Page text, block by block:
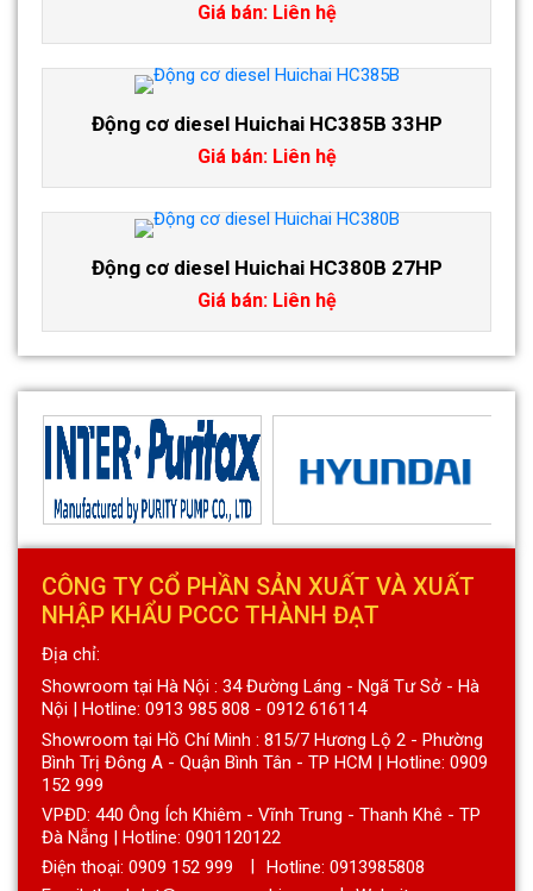
Giá bán: Liên hệ
Động cơ diesel Huichai HC385B 33HP
Giá bán: Liên hệ
Động cơ diesel Huichai HC380B 27HP
Giá bán: Liên hệ
CÔNG TY CỔ PHẦN SẢN XUẤT VÀ XUẤT
NHẬP KHẨU PCCC THÀNH ĐẠT
Địa chỉ:
Showroom tại Hà Nội : 34 Đường Láng - Ngã Tư Sở - Hà
Nội | Hotline: 0913 985 808 - 0912 616114
Showroom tại Hồ Chí Minh : 815/7 Hương Lộ 2 - Phường
Bình Trị Đông A - Quận Bình Tân - TP HCM | Hotline: 0909
152 999
VPĐD: 440 Ông Ích Khiêm - Vĩnh Trung - Thanh Khê - TP
Đà Nẵng | Hotline: 0901120122
Điện thoại: 0909 152 999
Hotline: 0913985808